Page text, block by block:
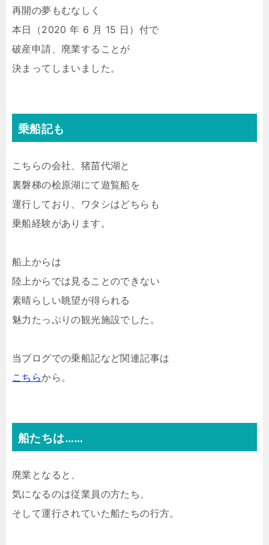
再開の夢もむなしく
本日（2020 年 6 月 15 日）付で
破産申請、廃業することが
決まってしまいました。
乗船記も
こちらの会社、猪苗代湖と
裏磐梯の桧原湖にて遊覧船を
運行しており、ワタシはどちらも
乗船経験があります。
船上からは
陸上からでは見ることのできない
素晴らしい眺望が得られる
魅力たっぷりの観光施設でした。
当ブログでの乗船記など関連記事は
こちらから。
船たちは……
廃業となると、
気になるのは従業員の方たち、
そして運行されていた船たちの行方。